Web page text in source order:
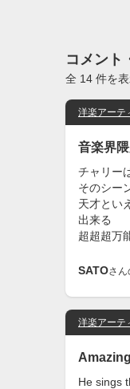
コメント
全 14 件を
洋楽アーテ
音楽界
チャリー
そのシー
天才とい
出来る
超超超万
SATOさん
洋楽アーテ
Amazing
He sings